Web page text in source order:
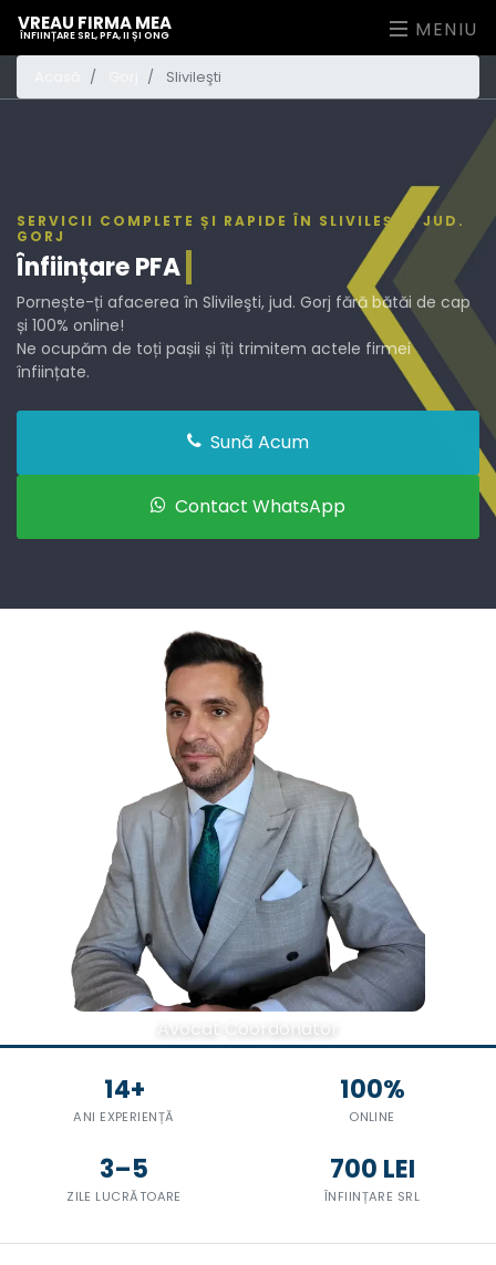
VREAU FIRMA MEA
ÎNFIINȚARE SRL, PFA, II ȘI ONG MENIU
Slivileşti
SERVICII COMPLETE ȘI RAPIDE ÎN SLIVILEŞTI, JUD.
GORJ
ÎnființarePFA
Pornește-ți afacerea în Slivileşti, jud. Gorj fără bătăi de cap
și 100% online!
Ne ocupăm de toți pașii și îți trimitem actele firmei
înființate.
Sună Acum
Contact WhatsApp
Avocat Coordonator
14+
ANI EXPERIENȚĂ
100%
ONLINE
3–5
ZILE LUCRĂTOARE
700 LEI
ÎNFIINȚARE SRL